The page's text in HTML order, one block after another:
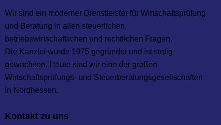
Wir sind ein moderner Dienstleister für Wirtschaftsprüfung
und Beratung in allen steuerlichen,
betriebswirtschaftlichen und rechtlichen Fragen.
Die Kanzlei wurde 1975 gegründet und ist stetig
gewachsen. Heute sind wir eine der großen
Wirtschaftsprüfungs- und Steuer­beratungs­gesellschaften
in Nordhessen.
Kontakt zu uns